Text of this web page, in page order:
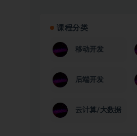
课程分类
移动开发
后端开发
云计算/大数据